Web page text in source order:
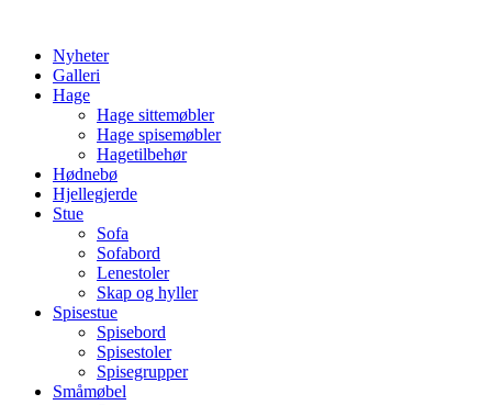
contentNyheter
Galleri
Hage
Hage sittemøbler
Hage spisemøbler
Hagetilbehør
Hødnebø
Hjellegjerde
Stue
Sofa
Sofabord
Lenestoler
Skap og hyller
Spisestue
Spisebord
Spisestoler
Spisegrupper
Småmøbel